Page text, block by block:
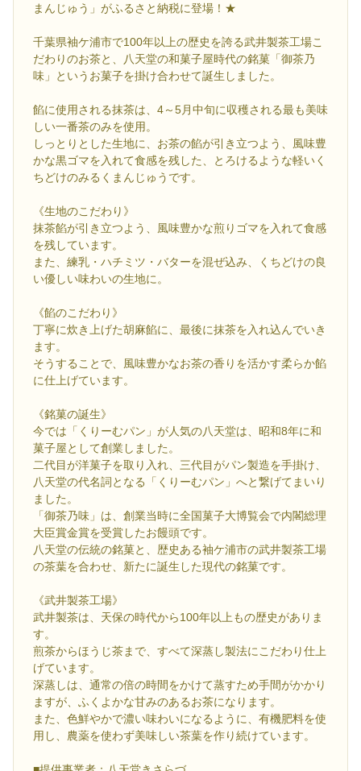
まんじゅう」がふるさと納税に登場！★
千葉県袖ケ浦市で100年以上の歴史を誇る武井製茶工場こ
だわりのお茶と、八天堂の和菓子屋時代の銘菓「御茶乃
味」というお菓子を掛け合わせて誕生しました。
餡に使用される抹茶は、4～5月中旬に収穫される最も美味
しい一番茶のみを使用。
しっとりとした生地に、お茶の餡が引き立つよう、風味豊
かな黒ゴマを入れて食感を残した、とろけるような軽いく
ちどけのみるくまんじゅうです。
《生地のこだわり》
抹茶餡が引き立つよう、風味豊かな煎りゴマを入れて食感
を残しています。
また、練乳・ハチミツ・バターを混ぜ込み、くちどけの良
い優しい味わいの生地に。
《餡のこだわり》
丁寧に炊き上げた胡麻餡に、最後に抹茶を入れ込んでいき
ます。
そうすることで、風味豊かなお茶の香りを活かす柔らか餡
に仕上げています。
《銘菓の誕生》
今では「くりーむパン」が人気の八天堂は、昭和8年に和
菓子屋として創業しました。
二代目が洋菓子を取り入れ、三代目がパン製造を手掛け、
八天堂の代名詞となる「くりーむパン」へと繋げてまいり
ました。
「御茶乃味」は、創業当時に全国菓子大博覧会で内閣総理
大臣賞金賞を受賞したお饅頭です。
八天堂の伝統の銘菓と、歴史ある袖ケ浦市の武井製茶工場
の茶葉を合わせ、新たに誕生した現代の銘菓です。
《武井製茶工場》
武井製茶は、天保の時代から100年以上もの歴史がありま
す。
煎茶からほうじ茶まで、すべて深蒸し製法にこだわり仕上
げています。
深蒸しは、通常の倍の時間をかけて蒸すため手間がかかり
ますが、ふくよかな甘みのあるお茶になります。
また、色鮮やかで濃い味わいになるように、有機肥料を使
用し、農薬を使わず美味しい茶葉を作り続けています。